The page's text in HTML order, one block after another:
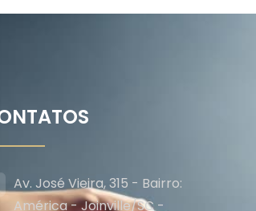
Av. José Vieira, 315 - Bairro:
América - Joinville/SC -